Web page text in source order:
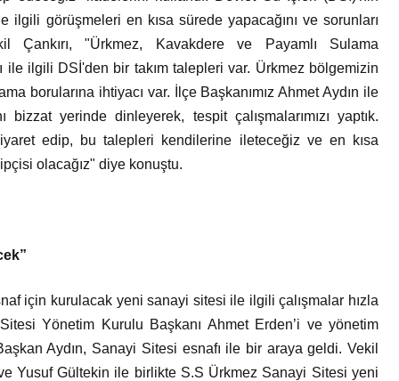
ilgili görüşmeleri en kısa sürede yapacağını ve sorunları
Çankırı, "Ürkmez, Kavakdere ve Payamlı Sulama
ile ilgili DSİ'den bir takım talepleri var. Ürkmez bölgemizin
borularına ihtiyacı var. İlçe Başkanımız Ahmet Aydın ile
bizzat yerinde dinleyerek, tespit çalışmalarımızı yaptık.
edip, bu talepleri kendilerine ileteceğiz ve en kısa
olacağız" diye konuştu.
için kurulacak yeni sanayi sitesi ile ilgili çalışmalar hızla
Yönetim Kurulu Başkanı Ahmet Erden’i ve yönetim
Aydın, Sanayi Sitesi esnafı ile bir araya geldi. Vekil
ve Yusuf Gültekin ile birlikte S.S Ürkmez Sanayi Sitesi yeni